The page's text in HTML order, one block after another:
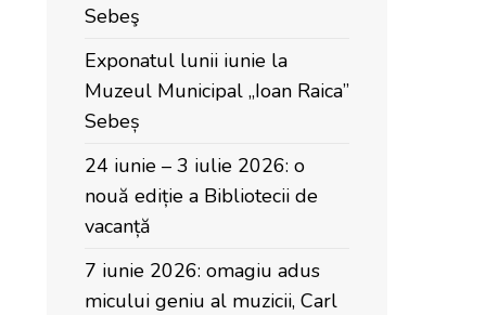
Sebeş
Exponatul lunii iunie la
Muzeul Municipal „Ioan Raica”
Sebeș
24 iunie – 3 iulie 2026: o
nouă ediție a Bibliotecii de
vacanță
7 iunie 2026: omagiu adus
micului geniu al muzicii, Carl